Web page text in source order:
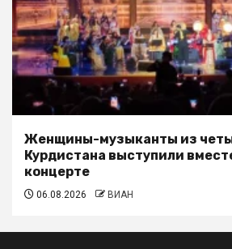
Женщины-музыканты из
Курдистана выступили
концерте
06.08.2026 ВИАН